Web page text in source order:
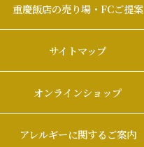
重慶飯店の売り場・FCご提案
サイトマップ
オンラインショップ
アレルギーに関するご案内